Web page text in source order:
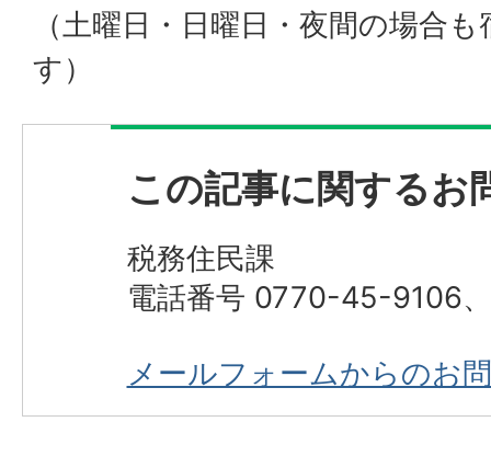
（土曜日・日曜日・夜間の場合
す）
この記事に関するお
税務住民課
電話番号 0770-45-9106
メールフォームからのお